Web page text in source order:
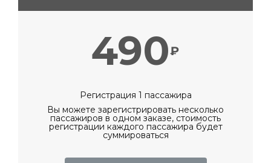
490₽
Регистрация 1 пассажира
Вы можете зарегистрировать несколько
пассажиров в одном заказе, стоимость
регистрации каждого пассажира будет
суммироваться